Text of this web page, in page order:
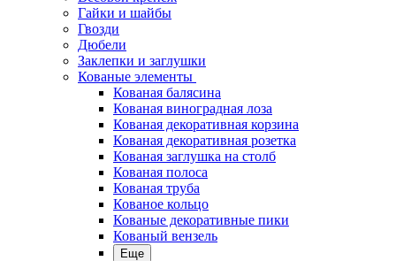
Гайки и шайбы
Гвозди
Дюбели
Заклепки и заглушки
Кованые элементы
Кованая балясина
Кованая виноградная лоза
Кованая декоративная корзина
Кованая декоративная розетка
Кованая заглушка на столб
Кованая полоса
Кованая труба
Кованое кольцо
Кованые декоративные пики
Кованый вензель
Еще